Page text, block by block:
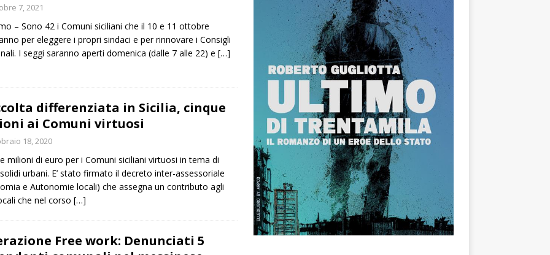
Radicali, “Rucci struttura con spazi ridotti, mancano attività
CULTURE
7, 2021
– Sono 42 i Comuni siciliani che il 10 e 11 ottobre
per eleggere i propri sindaci e per rinnovare i Consigli
I seggi saranno aperti domenica (dalle 7 alle 22) e […]
differenziata in Sicilia, cinque
ai Comuni virtuosi
18, 2020
milioni di euro per i Comuni siciliani virtuosi in tema di
urbani. E’ stato firmato il decreto inter-assessoriale
e Autonomie locali) che assegna un contributo agli
che nel corso […]
Free work: Denunciati 5